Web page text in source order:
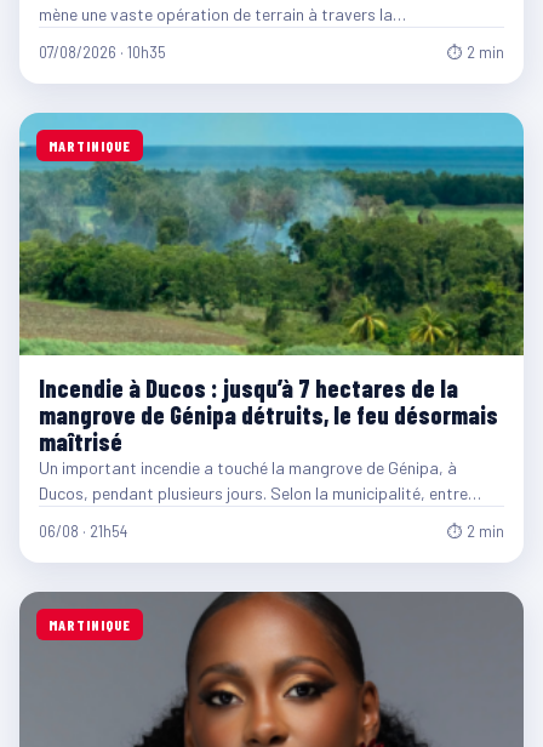
mène une vaste opération de terrain à travers la…
07/08/2026 · 10h35 ⏱ 2 min
MARTINIQUE
Incendie à Ducos : jusqu’à 7 hectares de la
mangrove de Génipa détruits, le feu désormais
maîtrisé
Un important incendie a touché la mangrove de Génipa, à
Ducos, pendant plusieurs jours. Selon la municipalité, entre…
06/08 · 21h54 ⏱ 2 min
MARTINIQUE